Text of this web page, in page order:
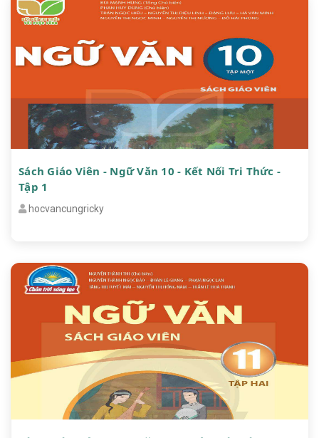
Sách Giáo Viên - Ngữ Văn 10 - Kết Nối Tri Thức -
Tập 1
hocvancungricky